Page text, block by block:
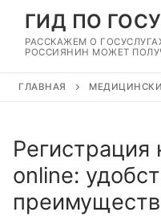
Перейти
содержимому
ГИД ПО
РАССКАЖЕМ О
РОССИЯНИН МОЖЕТ
ГЛАВНАЯ
Регистрация
online: